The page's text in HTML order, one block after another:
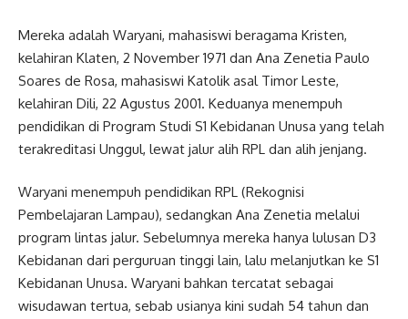
Mereka adalah Waryani, mahasiswi beragama Kristen,
kelahiran Klaten, 2 November 1971 dan Ana Zenetia Paulo
Soares de Rosa, mahasiswi Katolik asal Timor Leste,
kelahiran Dili, 22 Agustus 2001. Keduanya menempuh
pendidikan di Program Studi S1 Kebidanan Unusa yang telah
terakreditasi Unggul, lewat jalur alih RPL dan alih jenjang.
Waryani menempuh pendidikan RPL (Rekognisi
Pembelajaran Lampau), sedangkan Ana Zenetia melalui
program lintas jalur. Sebelumnya mereka hanya lulusan D3
Kebidanan dari perguruan tinggi lain, lalu melanjutkan ke S1
Kebidanan Unusa. Waryani bahkan tercatat sebagai
wisudawan tertua, sebab usianya kini sudah 54 tahun dan